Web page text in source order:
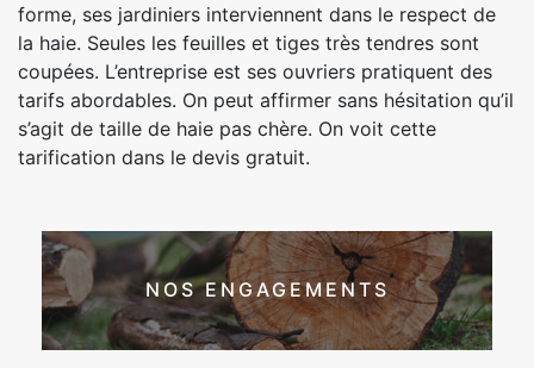
forme, ses jardiniers interviennent dans le respect de
la haie. Seules les feuilles et tiges très tendres sont
coupées. L’entreprise est ses ouvriers pratiquent des
tarifs abordables. On peut affirmer sans hésitation qu’il
s’agit de taille de haie pas chère. On voit cette
tarification dans le devis gratuit.
NOS ENGAGEMENTS